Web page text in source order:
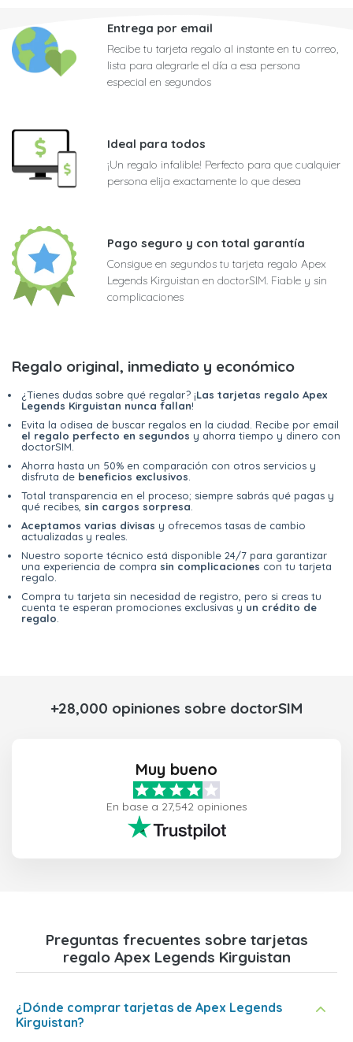
Entrega por email
Recibe tu tarjeta regalo al instante en tu correo,
lista para alegrarle el día a esa persona
especial en segundos
Ideal para todos
¡Un regalo infalible! Perfecto para que cualquier
persona elija exactamente lo que desea
Pago seguro y con total garantía
Consigue en segundos tu tarjeta regalo Apex
Legends Kirguistan en doctorSIM. Fiable y sin
complicaciones
Regalo original, inmediato y económico
¿Tienes dudas sobre qué regalar? ¡Las tarjetas regalo Apex
Legends Kirguistan nunca fallan!
Evita la odisea de buscar regalos en la ciudad. Recibe por email
el regalo perfecto en segundos y ahorra tiempo y dinero con
doctorSIM.
Ahorra hasta un 50% en comparación con otros servicios y
disfruta de beneficios exclusivos
Total transparencia en el proceso; siempre sabrás qué pagas y
qué recibes, sin cargos sorpresa
Aceptamos varias divisas y ofrecemos tasas de cambio
actualizadas y reales.
Nuestro soporte técnico está disponible 24/7 para garantizar
una experiencia de compra sin complicaciones con tu tarjeta
regalo.
Compra tu tarjeta sin necesidad de registro, pero si creas tu
cuenta te esperan promociones exclusivas y un crédito de
regalo
+28,000 opiniones sobre doctorSIM
Muy bueno
En base a 27,542 opiniones
Preguntas frecuentes sobre tarjetas
regalo Apex Legends Kirguistan
¿Dónde comprar tarjetas de Apex Legends
Kirguistan?